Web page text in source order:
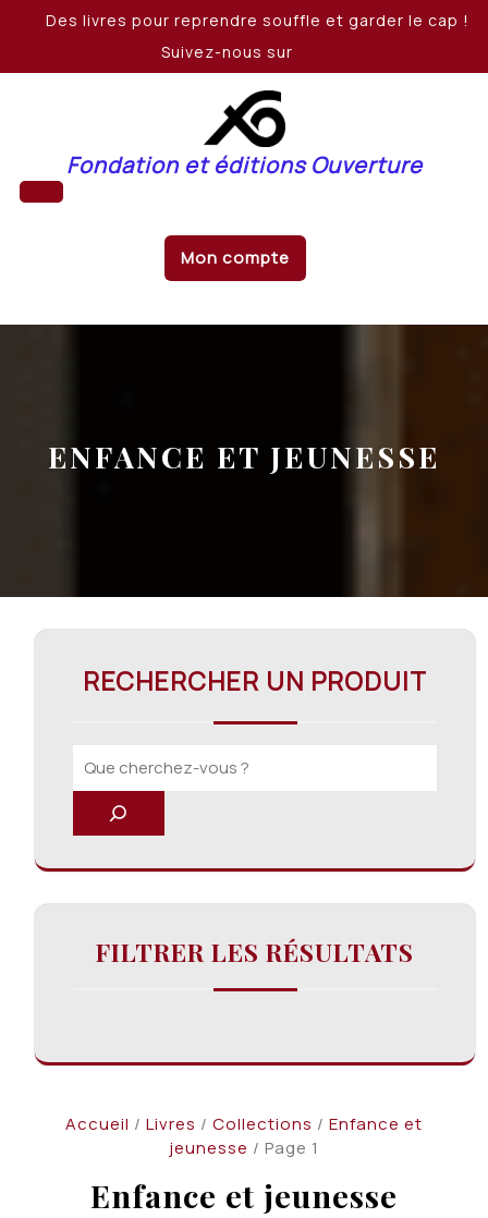
Des livres pour reprendre souffle et garder le cap !
Suivez-nous sur
Fondation et éditions Ouverture
Mon compte
ENFANCE ET JEUNESSE
Accueil / Livres / Collections / Enfance et
jeunesse / Page 1
Enfance et jeunesse
RECHERCHER UN PRODUIT
FILTRER LES RÉSULTATS